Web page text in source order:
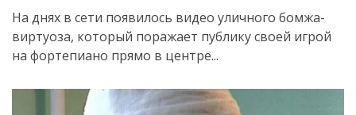
На днях в сети появилось видео уличного бомжа-
виртуоза, который поражает публику своей игрой
на фортепиано прямо в центре...